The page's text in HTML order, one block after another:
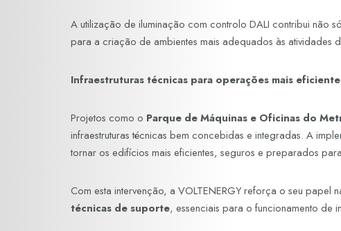
A utilização de iluminação com controlo DALI contribui não
para a criação de ambientes mais adequados às atividades
Infraestruturas técnicas para operações mais
Projetos como o Parque de Máquinas e Oficinas do
infraestruturas técnicas bem concebidas e integradas. A
tornar os edifícios mais eficientes, seguros e preparados
Com esta intervenção, a VOLTENERGY reforça o seu papel
técnicas de suporte, essenciais para o funcionamento de